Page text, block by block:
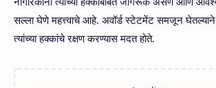
सल्ला घेणे महत्त्वाचे आहे. अवॉर्ड स्टेटमेंट समजून
त्यांच्या हक्कांचे रक्षण करण्यास मदत होते.